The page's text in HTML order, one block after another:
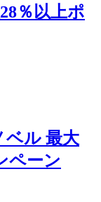
％以上ポ
ベル 最大
ペーン